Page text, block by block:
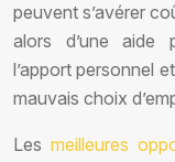
peuvent s’avérer
alors d’une aide
l’apport personnel
mauvais choix
Lesmeilleures